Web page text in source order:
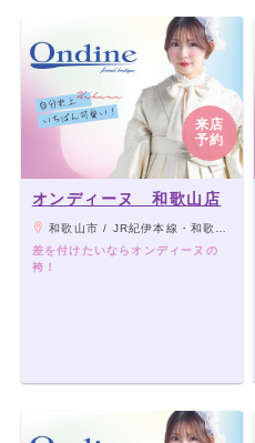
来店
予約
オンディーヌ 和歌山店
和歌山市 / JR紀伊本線・和歌山電鐵貴志川線「和歌山駅」より国体道路を南に徒歩5分
差を付けたいならオンディーヌの
袴！